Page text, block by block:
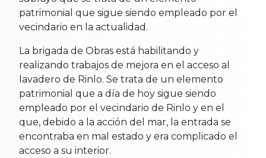
patrimonial que sigue siendo empleado por el
vecindario en la actualidad.
La brigada de Obras está habilitando y
realizando trabajos de mejora en el acceso al
lavadero de Rinlo. Se trata de un elemento
patrimonial que a día de hoy sigue siendo
empleado por el vecindario de Rinlo y en el
que, debido a la acción del mar, la entrada se
encontraba en mal estado y era complicado el
acceso a su interior.